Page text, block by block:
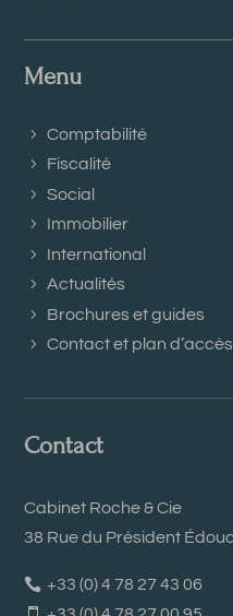
Menu
Comptabilité
Fiscalité
Social
Immobilier
International
Actualités
Brochures et guides
Contact et plan d’accès
Contact
Cabinet Roche & Cie
38 Rue du Président
+33 (0) 4 78 27 43 06